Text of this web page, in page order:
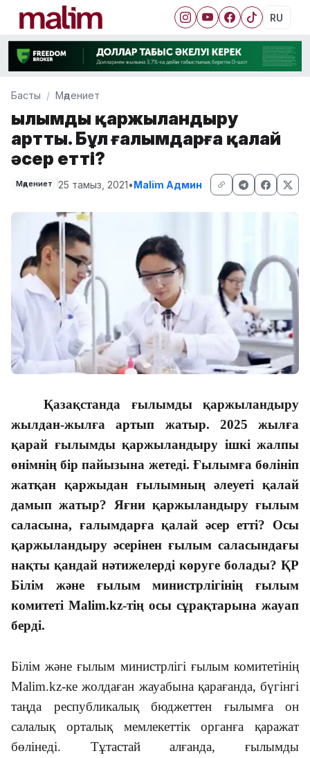
RU
Басты Мәдениет
Ғылымды қаржыландыру
артты. Бұл ғалымдарға қалай
әсер етті?
Мәдениет 25 тамыз, 2021•Malim Админ
Қазақстанда ғылымды қаржыландыру
жылдан-жылға артып жатыр. 2025 жылға
қарай ғылымды қаржыландыру ішкі жалпы
өнімнің бір пайызына жетеді. Ғылымға бөлініп
жатқан қаржыдан ғылымның әлеуеті қалай
дамып жатыр? Яғни қаржыландыру ғылым
саласына, ғалымдарға қалай әсер етті? Осы
қаржыландыру әсерінен ғылым саласындағы
нақты қандай нәтижелерді көруге болады? ҚР
Білім және ғылым министрлігінің ғылым
комитеті Malim.kz-тің осы сұрақтарына жауап
берді.
Білім және ғылым министрлігі ғылым комитетінің
Malim.kz-ке жолдаған жауабына қарағанда, бүгінгі
таңда республикалық бюджеттен ғылымға он
салалық орталық мемлекеттік органға қаражат
бөлінеді. Тұтастай алғанда, ғылымды